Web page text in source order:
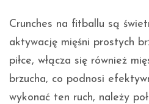
Crunches na fitballu są
aktywację mięśni prostych
piłce, włącza się również
brzucha, co podnosi
wykonać ten ruch, należy